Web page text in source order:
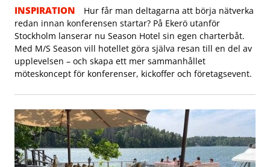
INSPIRATION
Hur får man deltagarna att börja nätverka
redan innan konferensen startar? På Ekerö utanför
Stockholm lanserar nu Season Hotel sin egen charterbåt.
Med M/S Season vill hotellet göra själva resan till en del av
upplevelsen – och skapa ett mer sammanhållet
möteskoncept för konferenser, kickoffer och företagsevent.